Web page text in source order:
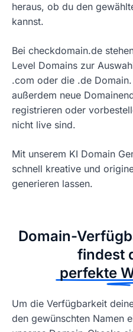
heraus, ob du den
kannst.
Bei checkdomain.de
Level Domains zur
.com oder die .de
außerdem neue
registrieren oder
nicht live sind.
Mit unserem KI Domain
schnell kreative und
generieren lassen.
Domain-
findest
perfekte
Um die Verfügbarkeit
den gewünschten Namen